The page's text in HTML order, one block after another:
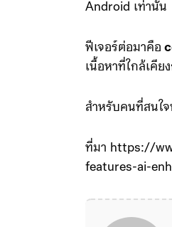
Android เท่านั้น
ฟีเจอร์ต่อมาคือ
เนื้อหาที่ใกล้เคีย
สำหรับคนที่สนใจ
ที่มา https://
features-ai-